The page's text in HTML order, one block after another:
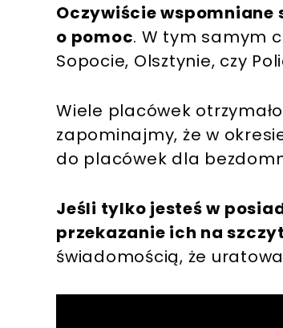
Oczywiście
o pomoc. W tym samym
Sopocie, Olsztynie, czy
Wiele placówek
zapominajmy, że w
do placówek dla
Jeśli tylko jesteś w
przekazanie ich na
świadomością, że